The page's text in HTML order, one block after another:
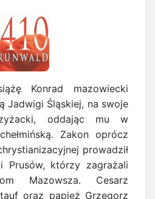
Konrad mazowiecki
Jadwigi Śląskiej, na swoje
oddając mu w
Zakon oprócz
prowadził
Prusów, którzy zagrażali
Mazowsza. Cesarz
oraz papież Grzegorz